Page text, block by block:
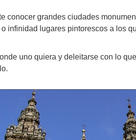
conocer grandes ciudades
infinidad lugares pintorescos a los
uno quiera y deleitarse con lo